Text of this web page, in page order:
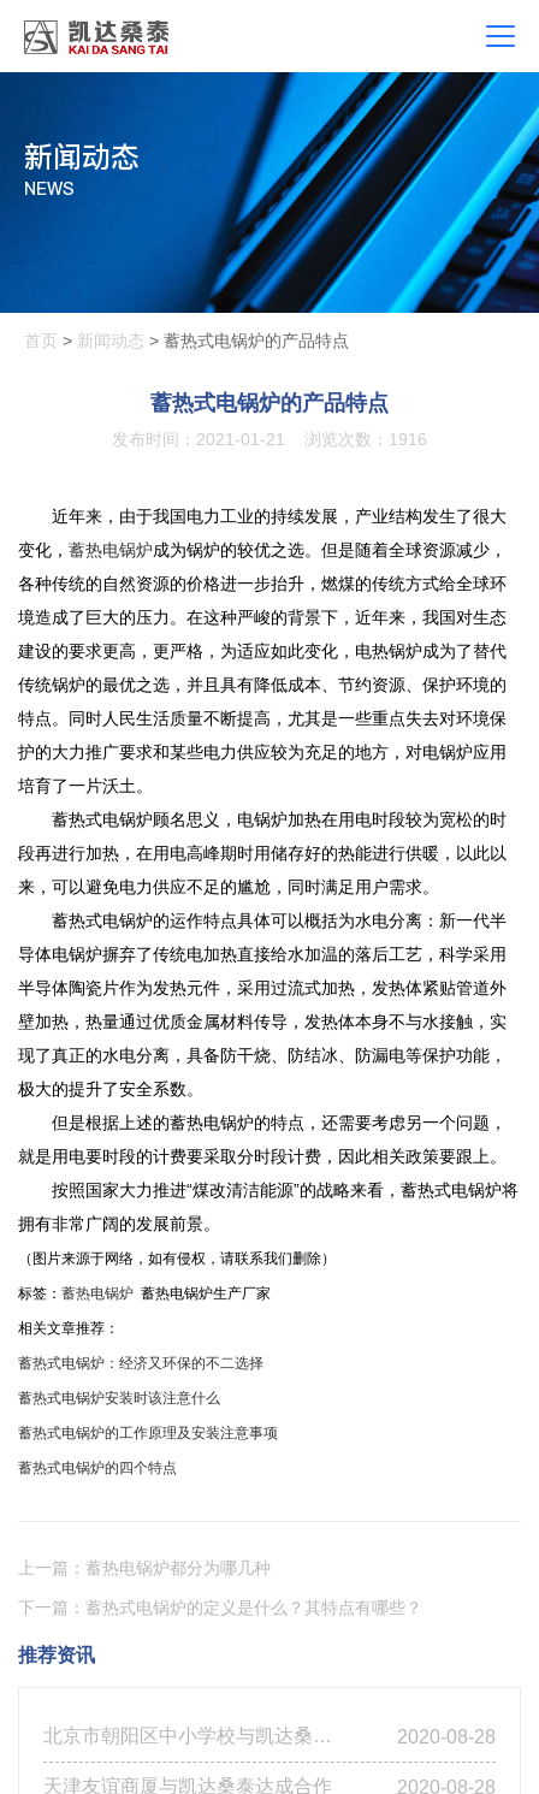
新闻动态
NEWS
首页 > 新闻动态 > 蓄热式电锅炉的产品特点
蓄热式电锅炉的产品特点
发布时间：2021-01-21 浏览次数：1916
近年来，由于我国电力工业的持续发展，产业结构发生了很大
变化， 蓄热电锅炉成为锅炉的较优之选。但是随着全球资源减少，
各种传统的自然资源的价格进一步抬升，燃煤的传统方式给全球环
境造成了巨大的压力。在这种严峻的背景下，近年来，我国对生态
建设的要求更高，更严格，为适应如此变化，电热锅炉成为了替代
传统锅炉的最优之选，并且具有降低成本、节约资源、保护环境的
特点。同时人民生活质量不断提高，尤其是一些重点失去对环境保
护的大力推广要求和某些电力供应较为充足的地方，对电锅炉应用
培育了一片沃土。
蓄热式电锅炉顾名思义，电锅炉加热在用电时段较为宽松的时
段再进行加热，在用电高峰期时用储存好的热能进行供暖，以此以
来，可以避免电力供应不足的尴尬，同时满足用户需求。
蓄热式电锅炉的运作特点具体可以概括为水电分离：新一代半
导体电锅炉摒弃了传统电加热直接给水加温的落后工艺，科学采用
半导体陶瓷片作为发热元件，采用过流式加热，发热体紧贴管道外
壁加热，热量通过优质金属材料传导，发热体本身不与水接触，实
现了真正的水电分离，具备防干烧、防结冰、防漏电等保护功能，
极大的提升了安全系数。
但是根据上述的蓄热电锅炉的特点，还需要考虑另一个问题，
就是用电要时段的计费要采取分时段计费，因此相关政策要跟上。
按照国家大力推进“煤改清洁能源”的战略来看，蓄热式电锅炉将
拥有非常广阔的发展前景。
（图片来源于网络，如有侵权，请联系我们删除）
标签： 蓄热电锅炉 蓄热电锅炉生产厂家
相关文章推荐：
蓄热式电锅炉：经济又环保的不二选择
蓄热式电锅炉安装时该注意什么
蓄热式电锅炉的工作原理及安装注意事项
蓄热式电锅炉的四个特点
上一篇：蓄热电锅炉都分为哪几种
下一篇：蓄热式电锅炉的定义是什么？其特点有哪些？
推荐资讯
北京市朝阳区中小学校与凯达桑泰达成合作 2020-08-28
天津友谊商厦与凯达桑泰达成合作 2020-08-28